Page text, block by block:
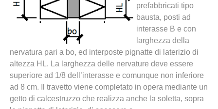
prefabbricati tipo
bausta, posti ad
interasse B e con
larghezza della
nervatura pari a bo, ed interposte pignatte di laterizio di
altezza HL. La larghezza delle nervature deve essere
superiore ad 1/8 dell’interasse e comunque non inferiore
ad 8 cm. Il travetto viene completato in opera mediante un
getto di calcestruzzo che realizza anche la soletta, sopra